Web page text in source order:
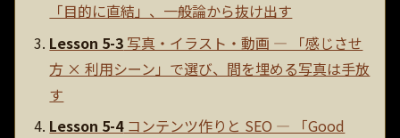
「目的に直結」、一般論から抜け出す
Lesson 5-3 写真・イラスト・動画 — 「感じさせ
方 × 利用シーン」で選び、間を埋める写真は手放
す
Lesson 5-4コンテンツ作りと SEO — 「Good